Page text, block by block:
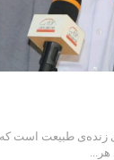
نوای زنده‌ی طبیعت
هر...